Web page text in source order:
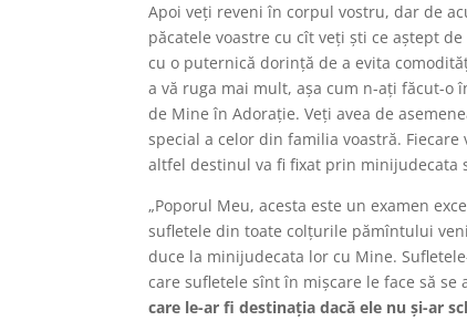
Apoi veţi reveni în corpul vostru, dar de
păcatele voastre cu cît veţi şti ce aştept
cu o puternică dorinţă de a evita
a vă ruga mai mult, aşa cum n-aţi făcut-o
de Mine în Adoraţie. Veţi avea de
special a celor din familia voastră.
altfel destinul va fi fixat prin minijudecata
„Poporul Meu, acesta este un examen
sufletele din toate colţurile pămîntului
duce la minijudecata lor cu Mine.
care sufletele sînt în mişcare le face să
care le-ar fi destinaţia dacă ele nu şi-ar